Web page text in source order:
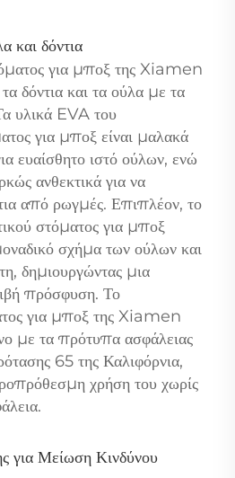
και δόντια
για μποξ της Xiamen
δόντια και τα ούλα με τα
υλικά EVA του
για μποξ είναι μαλακά
ευαίσθητο ιστό ούλων, ενώ
ανθεκτικά για να
από ρωγμές. Επιπλέον, το
στόματος για μποξ
σχήμα των ούλων και
δημιουργώντας μια
πρόσφυση. Το
για μποξ της Xiamen
με τα πρότυπα ασφάλειας
65 της Καλιφόρνια,
χρήση του χωρίς
Μείωση Κινδύνου